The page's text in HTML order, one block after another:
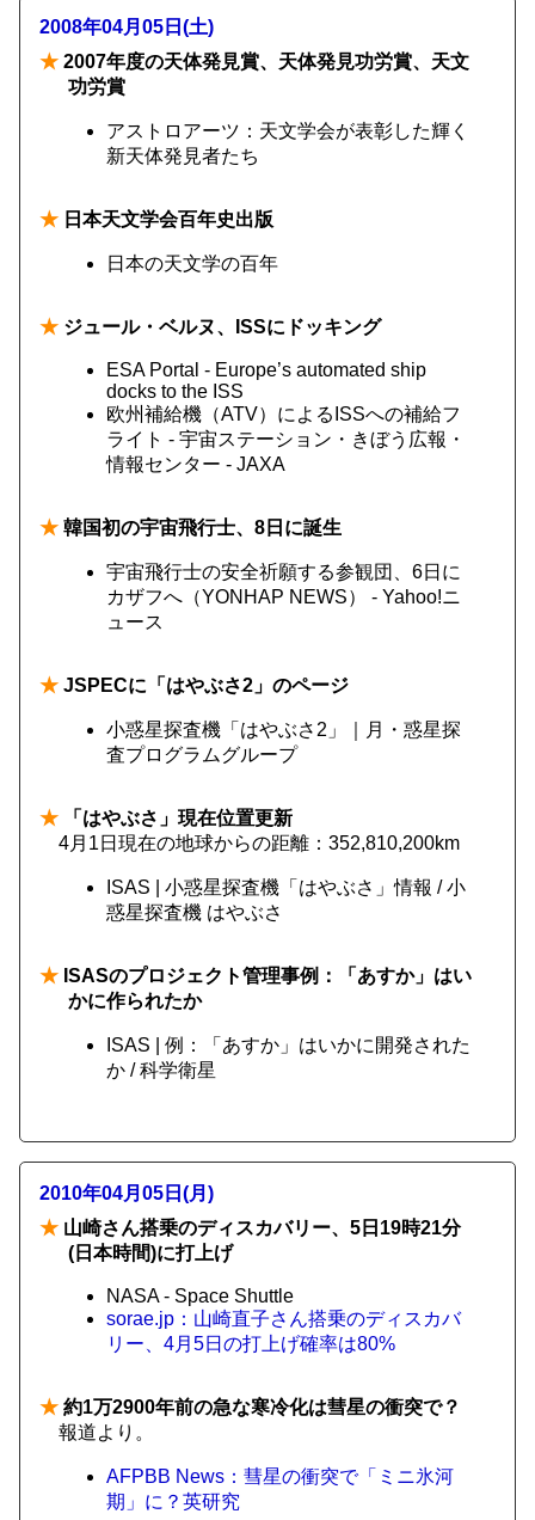
2008年04月05日(土)
★ 2007年度の天体発見賞、天体発見功労賞、天文
功労賞
アストロアーツ：天文学会が表彰した輝く
新天体発見者たち
★ 日本天文学会百年史出版
日本の天文学の百年
★ ジュール・ベルヌ、ISSにドッキング
ESA Portal - Europe’s automated ship
docks to the ISS
欧州補給機（ATV）によるISSへの補給フ
ライト - 宇宙ステーション・きぼう広報・
情報センター - JAXA
★ 韓国初の宇宙飛行士、8日に誕生
宇宙飛行士の安全祈願する参観団、6日に
カザフへ（YONHAP NEWS） - Yahoo!ニ
ュース
★ JSPECに「はやぶさ2」のページ
小惑星探査機「はやぶさ2」｜月・惑星探
査プログラムグループ
★ 「はやぶさ」現在位置更新
4月1日現在の地球からの距離：352,810,200km
ISAS | 小惑星探査機「はやぶさ」情報 / 小
惑星探査機 はやぶさ
★ ISASのプロジェクト管理事例：「あすか」はい
かに作られたか
ISAS | 例：「あすか」はいかに開発された
か / 科学衛星
2010年04月05日(月)
★ 山崎さん搭乗のディスカバリー、5日19時21分
(日本時間)に打上げ
NASA - Space Shuttle
sorae.jp：山崎直子さん搭乗のディスカバ
リー、4月5日の打上げ確率は80%
★ 約1万2900年前の急な寒冷化は彗星の衝突で？
報道より。
AFPBB News：彗星の衝突で「ミニ氷河
期」に？英研究